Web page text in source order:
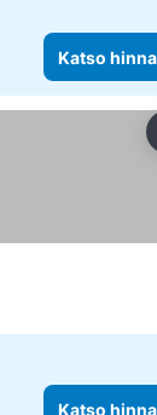
Katso
Katso